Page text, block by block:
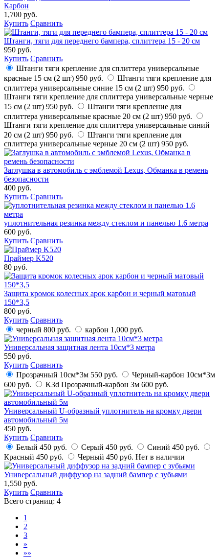
Карбон
1,700 руб.
Купить Сравнить
Штанги, тяги для переднего бампера, сплиттера 15 - 20 см
950 руб.
Купить Сравнить
Штанги тяги крепление для сплиттера универсальные
красные 15 см (2 шт) 950 руб.
Штанги тяги крепление для
сплиттера универсальные синие 15 см (2 шт) 950 руб.
Штанги тяги крепление для сплиттера универсальные черные
15 см (2 шт) 950 руб.
Штанги тяги крепление для
сплиттера универсальные красные 20 см (2 шт) 950 руб.
Штанги тяги крепление для сплиттера универсальные синий
20 см (2 шт) 950 руб.
Штанги тяги крепление для
сплиттера универсальные черные 20 см (2 шт) 950 руб.
Заглушка в автомобиль с эмблемой Lexus, Обманка в ремень
безопасности
400 руб.
Купить Сравнить
уплотнительная резинка между стеклом и панелью 1.6 метра
600 руб.
Купить Сравнить
Праймер K520
80 руб.
Защита кромок колесных арок карбон и черный матовый
150*3,5
800 руб.
Купить Сравнить
черный 800 руб. карбон 1,000 руб.
Универсальная защитная лента 10см*3 метра
550 руб.
Купить Сравнить
Прозрачный 10см*3м 550 руб.
Черный-карбон 10см*3м
600 руб.
K3d Прозрачный-карбон 3м 600 руб.
Универсальный U-образный уплотнитель на кромку двери
автомобильный 5м
450 руб.
Купить Сравнить
Белый 450 руб. Серый 450 руб. Синий 450 руб.
Красный 450 руб. Черный 450 руб. Нет в наличии
Универсальный диффузор на задний бампер с зубьями
1,550 руб.
Купить Сравнить
Всего страниц: 4
1
2
3
»
»»